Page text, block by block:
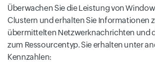
Überwachen Sie die Leistung von
Clustern und erhalten Sie Informationen
übermittelten Netzwerknachrichten und
zum Ressourcentyp. Sie erhalten unter
Kennzahlen: